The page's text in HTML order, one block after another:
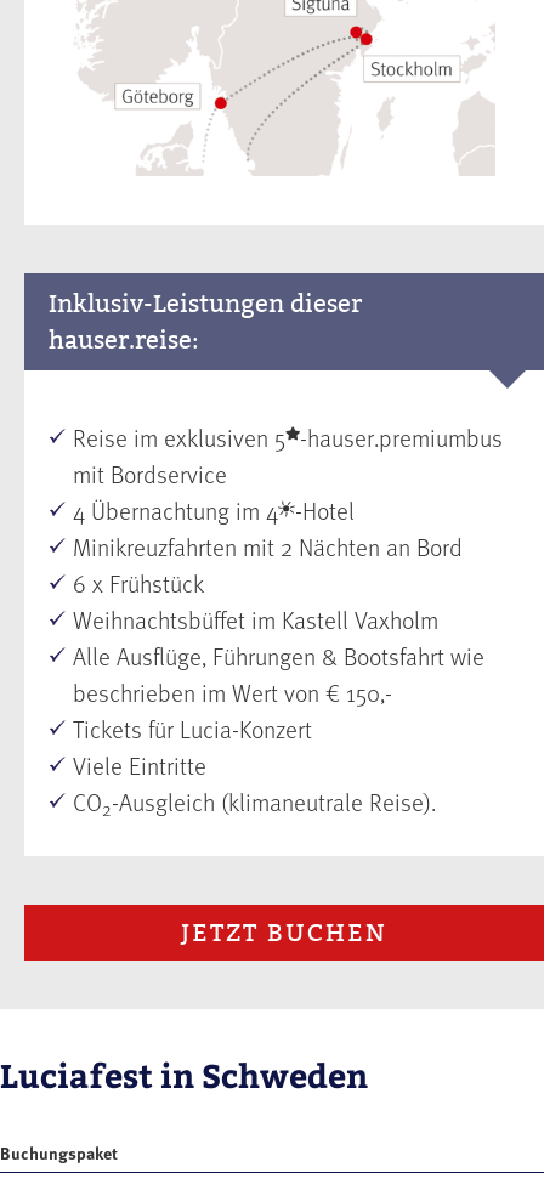
Inklusiv-Leistungen dieser
hauser.reise:
Reise im exklusiven 5 -hauser.premiumbus
mit Bordservice
4 Übernachtung im 4 -Hotel
Minikreuzfahrten mit 2 Nächten an Bord
6 x Frühstück
Weihnachtsbüffet im Kastell Vaxholm
Alle Ausflüge, Führungen & Bootsfahrt wie
beschrieben im Wert von € 150,-
Tickets für Lucia-Konzert
Viele Eintritte
CO2-Ausgleich (klimaneutrale Reise).
JETZT BUCHEN
Luciafest in Schweden
Buchungspaket